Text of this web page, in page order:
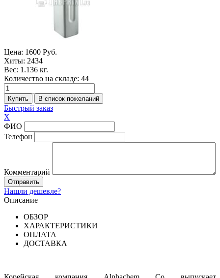
Цена: 1600 Руб.
Хиты: 2434
Вес: 1.136 кг.
Количество на складе: 44
Быстрый заказ
X
ФИО
Телефон
Комментарий
Нашли дешевле?
Описание
ОБЗОР
ХАРАКТЕРИСТИКИ
ОПЛАТА
ДОСТАВКА